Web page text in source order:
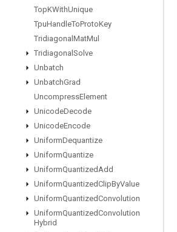
TopKWithUnique
TpuHandleToProtoKey
Tridiagonal MatMul
Tridiagonal Solve
Unbatch
UnbatchGrad
UncompressElement
UnicodeDecode
UnicodeEncode
UniformDequantize
UniformQuantize
UniformQuantizedAdd
UniformQuantizedClipByValue
UniformQuantizedConvolution
UniformQuantizedConvolution
Hybrid